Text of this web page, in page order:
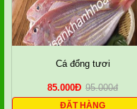
Cá đổng tươi
85.000Đ 95.000đ
ĐẶT HÀNG